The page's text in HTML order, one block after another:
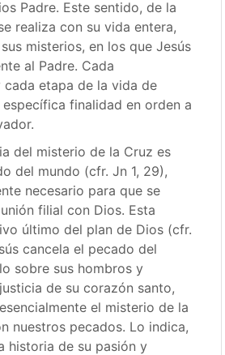
Padre. Este sentido, de la
realiza con su vida entera,
misterios, en los que Jesús
al Padre. Cada
etapa de la vida de
finalidad en orden a
del misterio de la Cruz es
del mundo (cfr. Jn 1, 29),
necesario para que se
filial con Dios. Esta
último del plan de Dios (cfr.
cancela el pecado del
sobre sus hombros y
de su corazón santo,
el misterio de la
nuestros pecados. Lo indica,
historia de su pasión y